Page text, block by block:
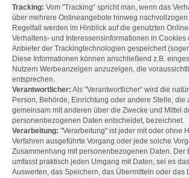
Tracking: Vom "Tracking“ spricht man, wenn das
über mehrere Onlineangebote hinweg
Regelfall werden im Hinblick auf die genutzten
Verhaltens- und Interessensinformationen in Cookies
Anbieter der Trackingtechnologien gespeichert
Diese Informationen können anschließend z.B.
Nutzern Werbeanzeigen anzuzeigen, die
entsprechen.
Verantwortlicher: Als "Verantwortlicher“ wird die
Person, Behörde, Einrichtung oder andere Stelle, die
gemeinsam mit anderen über die Zwecke und Mittel
personenbezogenen Daten entscheidet, bezeichnet.
Verarbeitung: "Verarbeitung" ist jeder mit oder ohne
Verfahren ausgeführte Vorgang oder jede solche
Zusammenhang mit personenbezogenen Daten. Der
umfasst praktisch jeden Umgang mit Daten, sei es
Auswerten, das Speichern, das Übermitteln oder das